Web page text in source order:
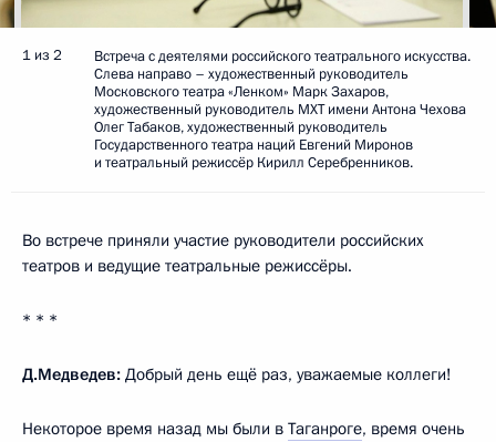
1 из 2
Встреча с деятелями российского театрального искусства.
Слева направо – художественный руководитель
Московского театра «Ленком» Марк Захаров,
художественный руководитель МХТ имени Антона Чехова
Олег Табаков, художественный руководитель
Государственного театра наций Евгений Миронов
и театральный режиссёр Кирилл Серебренников.
Во встрече приняли участие руководители российских
театров и ведущие театральные режиссёры.
* * *
Д.Медведев: Добрый день ещё раз, уважаемые коллеги!
Некоторое время назад мы были в Таганроге, время очень